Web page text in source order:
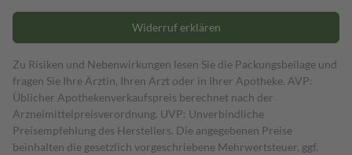
Widerruf erklären
Zu Risiken und Nebenwirkungen lesen Sie die Packungsbeilage und
fragen Sie Ihre Ärztin, Ihren Arzt oder in Ihrer Apotheke. AVP:
Üblicher Apothekenverkaufspreis berechnet nach der
Arzneimittelpreisverordnung. UVP: Unverbindliche
Preisempfehlung des Herstellers. Die angegebenen Preise
beinhalten die gesetzlich vorgeschriebene Mehrwertsteuer, ggf.